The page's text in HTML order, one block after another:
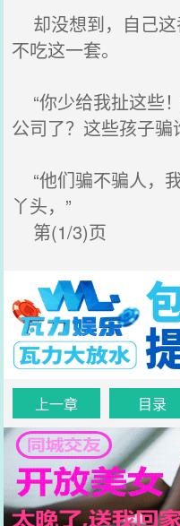
却没想到，自己这
不吃这一套。
“你少给我扯这些
公司了？这些孩子骗
“他们骗不骗人，
丫头，”
第(1/3)页
上一章 目录